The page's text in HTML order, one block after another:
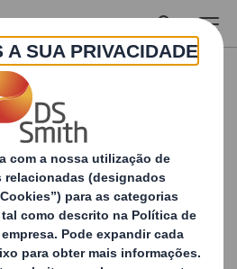
novos
mistos”
a atual
de retalho